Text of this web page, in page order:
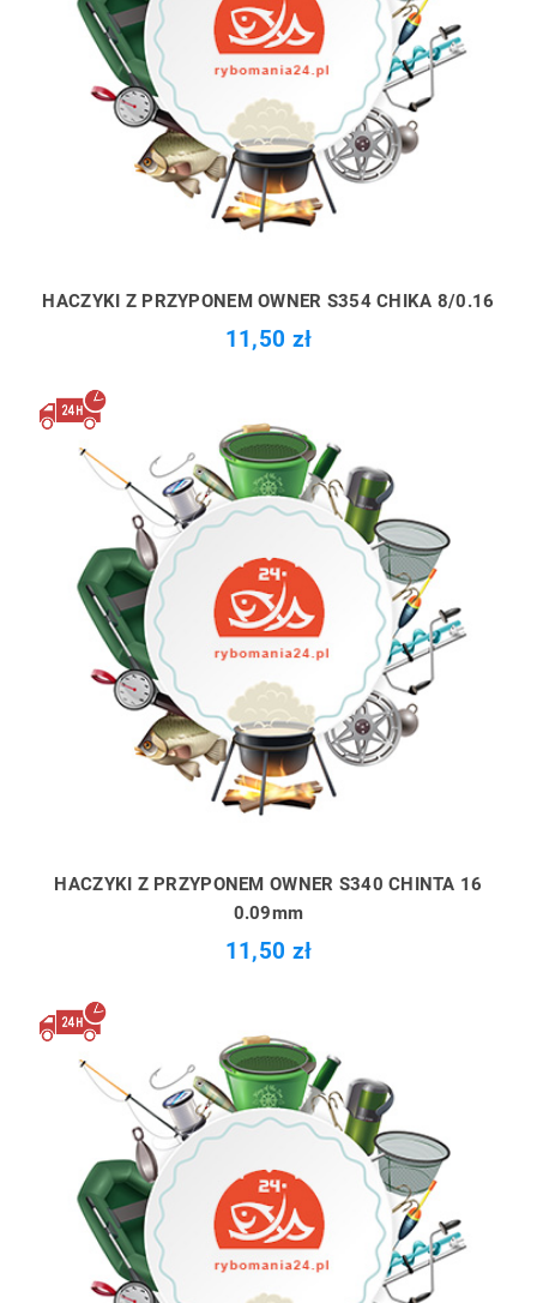
HACZYKI Z PRZYPONEM OWNER S354 CHIKA 8/0.16
11,50 zł
HACZYKI Z PRZYPONEM OWNER S340 CHINTA 16
0.09mm
11,50 zł